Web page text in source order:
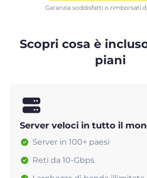
Garanzia soddisfatti o rimborsati
Scopri cosa è
piani
Server veloci in tutto il
Server in 100+ paesi
Reti da 10-Gbps